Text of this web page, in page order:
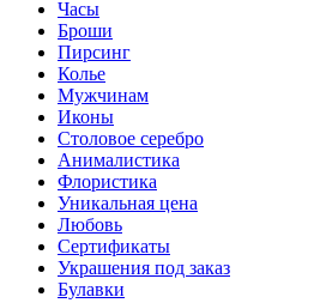
Часы
Броши
Пирсинг
Колье
Мужчинам
Иконы
Столовое серебро
Анималистика
Флористика
Уникальная цена
Любовь
Сертификаты
Украшения под заказ
Булавки